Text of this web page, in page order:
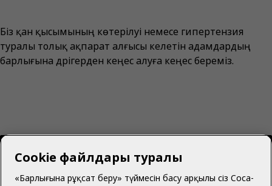
Біз қан қысымының көтерілуі немесе гипертензия
туралы толық ақпарат алғысы келетін адамдардың
барлығына дәрігерден кеңес алуға кеңес береміз.
Cookie файлдары туралы
«Барлығына рұқсат беру» түймесін басу арқылы сіз Coca-